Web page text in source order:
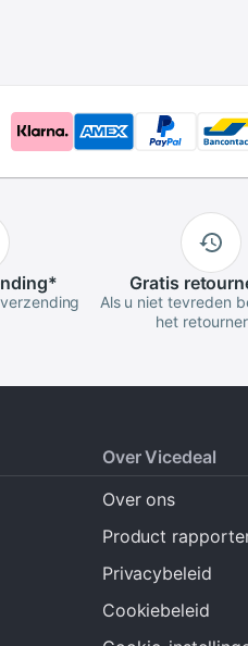
* Gratis
Als u niet tevreden
het
Over Vicedeal
Over ons
Product
Privacybeleid
Cookiebeleid